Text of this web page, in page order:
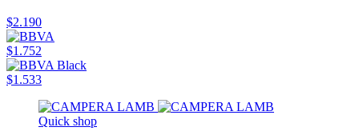
$2.190
$1.752
$1.533
Quick shop